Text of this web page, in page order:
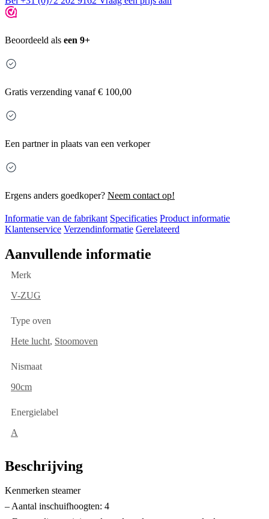
Beoordeeld als een 9+
Gratis verzending vanaf € 100,00
Een partner in plaats van een verkoper
Ergens anders goedkoper? Neem contact op!
Informatie van de fabrikant Specificaties Product informatie
Klantenservice Verzendinformatie Gerelateerd
Aanvullende informatie
Merk
V-ZUG
Type oven
Hete lucht, Stoomoven
Nismaat
90cm
Energielabel
A
Beschrijving
Kenmerken steamer
– Aantal inschuifhoogten: 4